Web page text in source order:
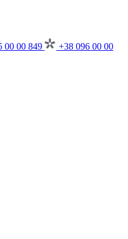
00 00 849
+38 096 00 00